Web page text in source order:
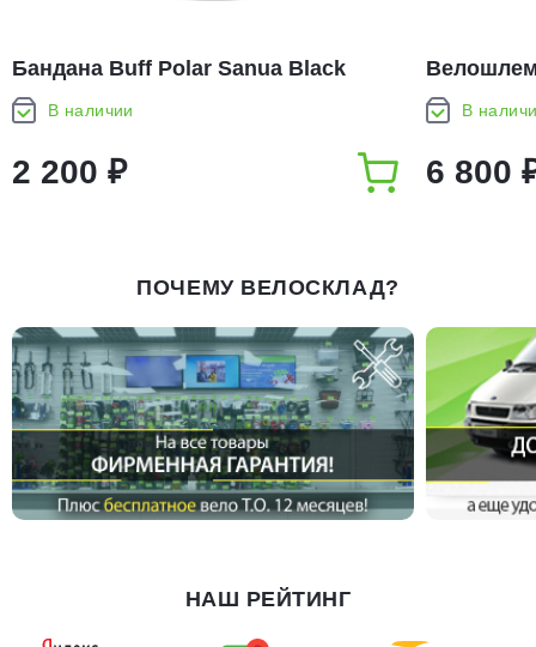
Бандана Buff Polar Sanua Black
(130009.999.10.00)
В наличии
2 200 ₽
(87428)
В
6 800
ПОЧЕМУ ВЕЛОСКЛАД?
НАШ РЕЙТИНГ